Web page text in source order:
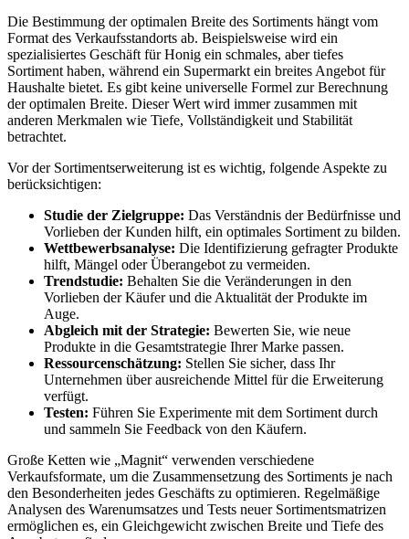
Die Bestimmung der optimalen Breite des Sortiments hängt vom
Format des Verkaufsstandorts ab. Beispielsweise wird ein
spezialisiertes Geschäft für Honig ein schmales, aber tiefes
Sortiment haben, während ein Supermarkt ein breites Angebot für
Haushalte bietet. Es gibt keine universelle Formel zur Berechnung
der optimalen Breite. Dieser Wert wird immer zusammen mit
anderen Merkmalen wie Tiefe, Vollständigkeit und Stabilität
betrachtet.
Vor der Sortimentserweiterung ist es wichtig, folgende Aspekte zu
berücksichtigen:
Studie der Zielgruppe: Das Verständnis der Bedürfnisse und
Vorlieben der Kunden hilft, ein optimales Sortiment zu bilden.
Wettbewerbsanalyse: Die Identifizierung gefragter Produkte
hilft, Mängel oder Überangebot zu vermeiden.
Trendstudie: Behalten Sie die Veränderungen in den
Vorlieben der Käufer und die Aktualität der Produkte im
Auge.
Abgleich mit der Strategie: Bewerten Sie, wie neue
Produkte in die Gesamtstrategie Ihrer Marke passen.
Ressourcenschätzung: Stellen Sie sicher, dass Ihr
Unternehmen über ausreichende Mittel für die Erweiterung
verfügt.
Testen: Führen Sie Experimente mit dem Sortiment durch
und sammeln Sie Feedback von den Käufern.
Große Ketten wie „Magnit“ verwenden verschiedene
Verkaufsformate, um die Zusammensetzung des Sortiments je nach
den Besonderheiten jedes Geschäfts zu optimieren. Regelmäßige
Analysen des Warenumsatzes und Tests neuer Sortimentsmatrizen
ermöglichen es, ein Gleichgewicht zwischen Breite und Tiefe des